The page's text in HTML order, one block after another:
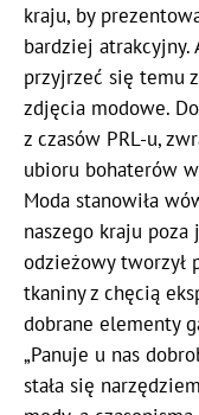
kraju, by
bardziej atrakcyjny.
przyjrzeć się temu
zdjęcia modowe.
z czasów PRL-u,
ubioru bohaterów
Moda stanowiła
naszego kraju poza
odzieżowy tworzył
tkaniny z chęcią
dobrane elementy
„Panuje u nas
stała się